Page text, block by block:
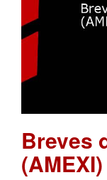
Breves